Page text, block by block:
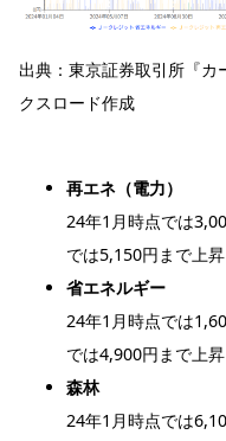
出典： 東京証券取引所『カ
クスロード作成
再エネ（電力）
24年1月時点では
では5,150円まで上昇
省エネルギー
24年1月時点では
では4,900円まで上昇
森林
24年1月時点では